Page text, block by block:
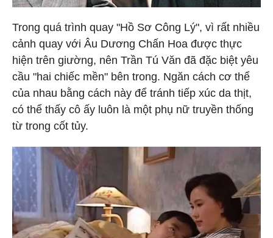
Trong quá trình quay "Hồ Sơ Công Lý", vì rất nhiều
cảnh quay với Âu Dương Chấn Hoa được thực
hiện trên giường, nên Trần Tú Văn đã đặc biệt yêu
cầu "hai chiếc mền" bên trong. Ngăn cách cơ thể
của nhau bằng cách này để tránh tiếp xúc da thịt,
có thể thấy cô ấy luôn là một phụ nữ truyền thống
từ trong cốt tủy.